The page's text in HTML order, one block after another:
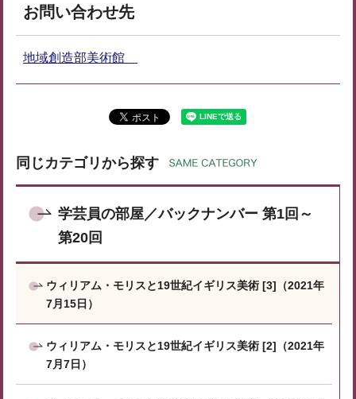
お問い合わせ先
地域創造部美術館
同じカテゴリから探す
学芸員の部屋／バックナンバー 第1回～
第20回
ウィリアム・モリスと19世紀イギリス美術 [3]（2021年
7月15日）
ウィリアム・モリスと19世紀イギリス美術 [2]（2021年
7月7日）